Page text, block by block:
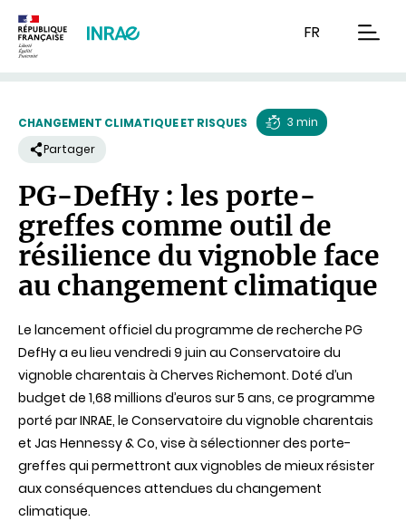
FR
CHANGEMENT CLIMATIQUE ET RISQUES
lecture
3 min
Partager
PG-DefHy : les porte-
greffes comme outil de
résilience du vignoble face
au changement climatique
Le lancement officiel du programme de recherche PG
DefHy a eu lieu vendredi 9 juin au Conservatoire du
vignoble charentais à Cherves Richemont. Doté d’un
budget de 1,68 millions d’euros sur 5 ans, ce programme
porté par INRAE, le Conservatoire du vignoble charentais
et Jas Hennessy & Co, vise à sélectionner des porte-
greffes qui permettront aux vignobles de mieux résister
aux conséquences attendues du changement
climatique.